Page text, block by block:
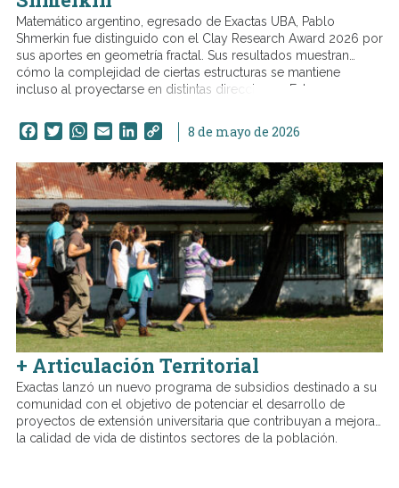
Matemático argentino, egresado de Exactas UBA, Pablo
Shmerkin fue distinguido con el Clay Research Award 2026 por
sus aportes en geometría fractal. Sus resultados muestran
cómo la complejidad de ciertas estructuras se mantiene
incluso al proyectarse en distintas direcciones. Estos
comprender la relación entre distintas áreas de la matemática.
Facebook
TwitterWhatsApp
EmailLinkedIn
Copy8 de mayo de 2026
+ Articulación Territorial
Exactas lanzó un nuevo programa de subsidios destinado a su
comunidad con el objetivo de potenciar el desarrollo de
proyectos de extensión universitaria que contribuyan a mejorar
la calidad de vida de distintos sectores de la población.